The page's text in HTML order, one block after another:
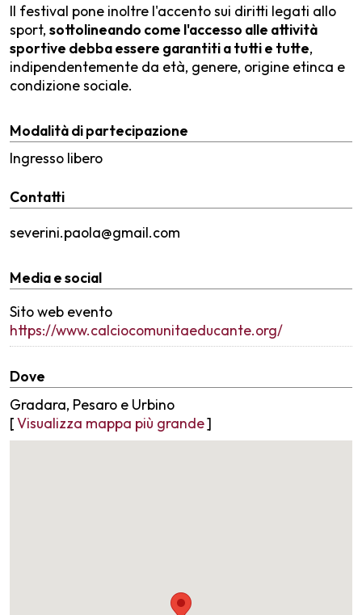
Il festival pone inoltre l'accento sui diritti legati allo
sport, sottolineando come l'accesso alle attività
sportive debba essere garantiti a tutti e tutte,
indipendentemente da età, genere, origine etinca e
condizione sociale.
Modalità di partecipazione
Ingresso libero
Contatti
severini.paola@gmail.com
Media e social
Sito web evento
https://www.calciocomunitaeducante.org/
Dove
Gradara, Pesaro e Urbino
[Visualizza mappa più grande]